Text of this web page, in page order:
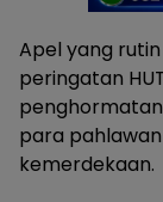
Apel yang
peringatan
para
kemerdekaan.